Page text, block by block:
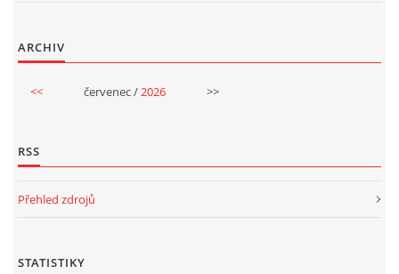
ARCHIV
<< červenec /2026 >>
RSS
Přehled zdrojů
STATISTIKY